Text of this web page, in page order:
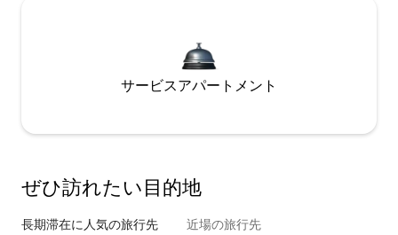
サービスアパートメント
ぜひ訪⁠れ⁠た⁠い目⁠的⁠地
長期滞在に人気の旅行先 近場の旅行先